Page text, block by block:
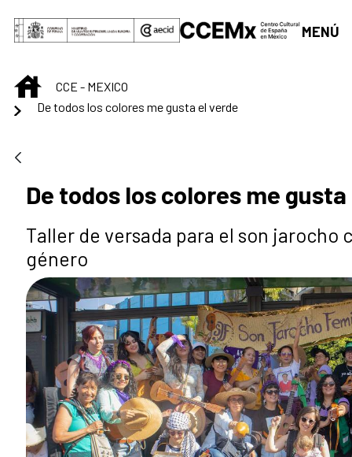
Saltar al contenido principal
MENÚ
INICIOCCE - MEXICO
De todos los colores me gusta el verde
De todos los colores me
Taller de versada para el son jarocho
género